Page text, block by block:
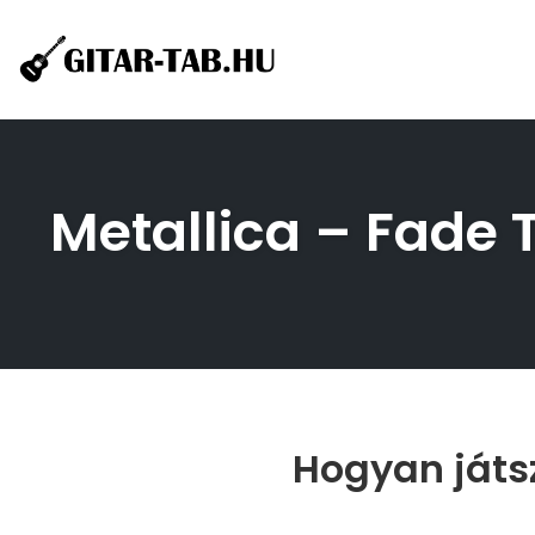
Metallica – Fade
Hogyan